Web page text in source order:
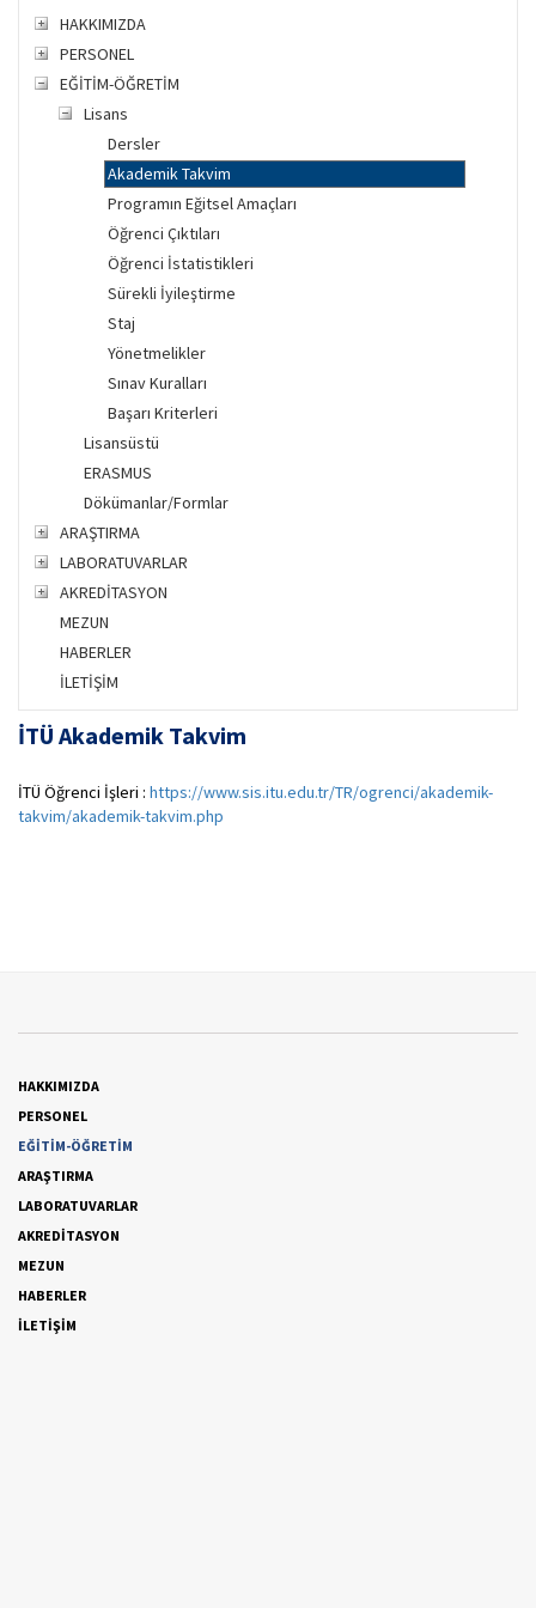
HAKKIMIZDA
PERSONEL
EĞİTİM-ÖĞRETİM
Lisans
Dersler
Akademik Takvim
Programın Eğitsel Amaçları
Öğrenci Çıktıları
Öğrenci İstatistikleri
Sürekli İyileştirme
Staj
Yönetmelikler
Sınav Kuralları
Başarı Kriterleri
Lisansüstü
ERASMUS
Dökümanlar/Formlar
ARAŞTIRMA
LABORATUVARLAR
AKREDİTASYON
MEZUN
HABERLER
İLETİŞİM
İTÜ Akademik Takvim
İTÜ Öğrenci İşleri : https://www.sis.itu.edu.tr/TR/ogrenci/akademik-
takvim/akademik-takvim.php
HAKKIMIZDA
PERSONEL
EĞİTİM-ÖĞRETİM
ARAŞTIRMA
LABORATUVARLAR
AKREDİTASYON
MEZUN
HABERLER
İLETİŞİM